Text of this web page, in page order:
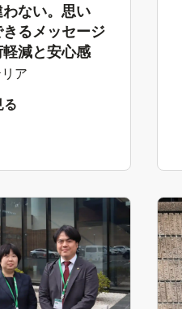
ない。思い
るメッセージ
減と安心感
ア
る